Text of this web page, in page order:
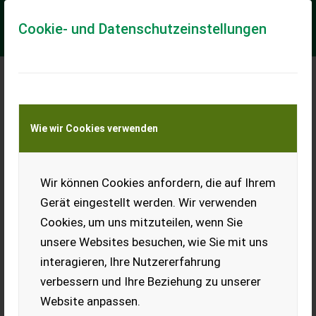
Cookie- und Datenschutzeinstellungen
Wie wir Cookies verwenden
Wir können Cookies anfordern, die auf Ihrem
Gerät eingestellt werden. Wir verwenden
Cookies, um uns mitzuteilen, wenn Sie
unsere Websites besuchen, wie Sie mit uns
interagieren, Ihre Nutzererfahrung
verbessern und Ihre Beziehung zu unserer
Website anpassen.
Meine Transportkostenanfrage
Transport von Land- und Baumaschinen –
KEINE Tiertransporte
Collard Raptor E 2200 F
Laubgebläse einseitig
Heckkompressor und Frontteil einseitig Zustand: sehr gut
Baujahr: 2018 Zapfwelle: 540 4x DW vorne erfo...
EUR 18.900 inkl. 13% MwSt./Verm.